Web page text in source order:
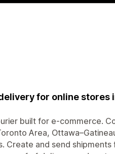
for online stores
built for e-commerce.
Area,
and send